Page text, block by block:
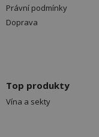
Právní podmínky
Doprava
Top produkty
Vína a sekty